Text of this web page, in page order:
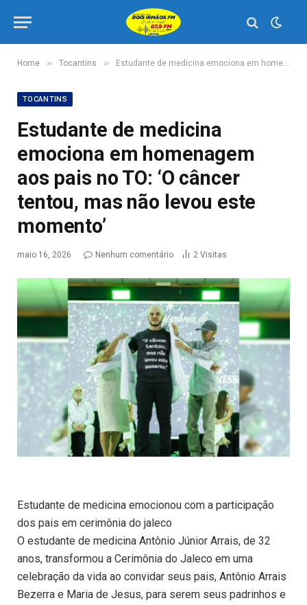
Home » Tocantins » Estudante de medicina emociona em homenagem aos pais no TO: ‘O câncer tentou, mas não levou este momento’
TOCANTINS
Estudante de medicina
emociona em homenagem
aos pais no TO: ‘O câncer
tentou, mas não levou este
momento’
maio 16, 2026 Nenhum comentário 2 Visitas
Estudante de medicina emocionou com a participação
dos pais em cerimônia do jaleco
O estudante de medicina Antônio Júnior Arrais, de 32
anos, transformou a Cerimônia do Jaleco em uma
celebração da vida ao convidar seus pais, Antônio Arrais
Bezerra e Maria de Jesus, para serem seus padrinhos e